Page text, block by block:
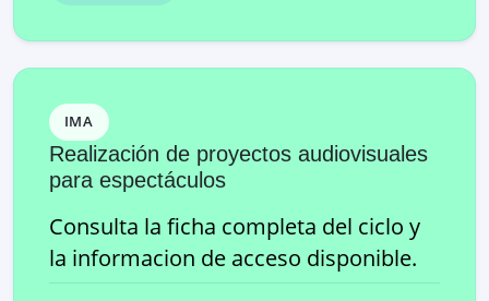
IMA
Realización de proyectos audiovisuales
para espectáculos
Consulta la ficha completa del ciclo y
la informacion de acceso disponible.